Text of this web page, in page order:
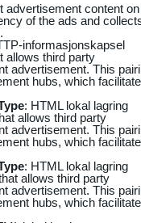
advertisement content on
of the ads and
informasjonskapsel
allows third party
advertisement. This
hubs, which
: HTML lokal lagring
allows third party
advertisement. This
hubs, which
: HTML lokal lagring
allows third party
advertisement. This
hubs, which